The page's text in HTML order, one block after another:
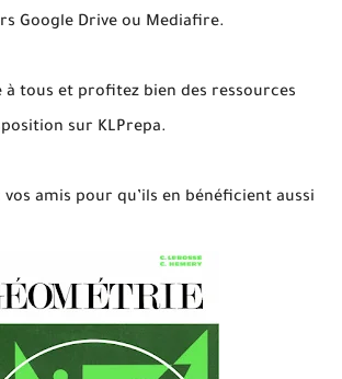
Google Drive ou Mediafire.
à tous et profitez bien des ressources
sur KLPrepa.
vos amis pour qu’ils en bénéficient aussi